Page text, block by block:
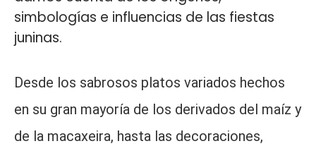
simbologías e influencias de las fiestas
juninas.
Desde los sabrosos platos variados hechos
en su gran mayoría de los derivados del maíz y
de la macaxeira, hasta las decoraciones,